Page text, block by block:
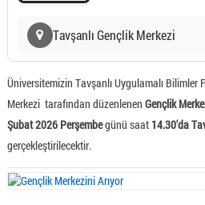
Tavşanlı Gençlik Merkezi
Üniversitemizin Tavşanlı Uygulamalı Bilimler
Merkezi tarafından düzenlenen Gençlik
Şubat 2026 Perşembegünü saat 14.30'da
gerçekleştirilecektir.